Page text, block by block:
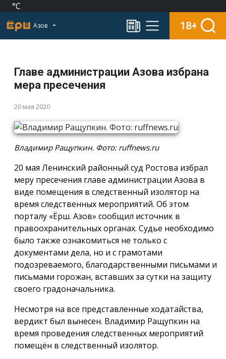
°C
Азов 18+
Главе администрации Азова избрана
мера пресечения
20 мая 2020
Владимир Ращупкин. Фото: ruffnews.ru
20 мая Ленинский районный суд Ростова избрал
меру пресечения главе администрации Азова в
виде помещения в следственный изолятор на
время следственных мероприятий. Об этом
порталу «Ёрш. Азов» сообщил источник в
правоохранительных органах. Судье необходимо
было также ознакомиться не только с
документами дела, но и с грамотами
подозреваемого, благодарственными письмами и
письмами горожан, вставших за сутки на защиту
своего градоначальника.
Несмотря на все представленные ходатайства,
вердикт был вынесен. Владимир Ращупкин на
время проведения следственных мероприятий
помещён в следственный изолятор.